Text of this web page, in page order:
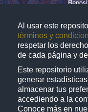
Al usar este
términos y
respetar los
de cada página y
Este repositorio
generar
almacenar tus
accediendo a la
Conoce más en
Directorio
D.R. © 2019.
México. Ciudad
Ciudad de